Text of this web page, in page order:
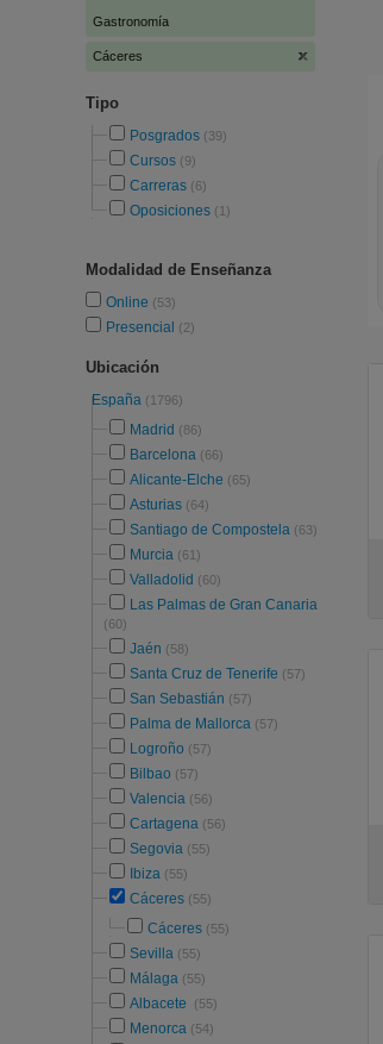
Gastronomía
Cáceres
Tipo
Posgrados (39)
Cursos (9)
Carreras (6)
Oposiciones (1)
Modalidad de Enseñanza
Online (53)
Presencial (2)
Ubicación
España (1796)
Madrid (86)
Barcelona (66)
Alicante-Elche (65)
Asturias (64)
Santiago de Compostela (63)
Murcia (61)
Valladolid (60)
Las Palmas de Gran Canaria
(60)
Jaén (58)
Santa Cruz de Tenerife (57)
San Sebastián (57)
Palma de Mallorca (57)
Logroño (57)
Bilbao (57)
Valencia (56)
Cartagena (56)
Segovia (55)
Ibiza (55)
Cáceres (55)
Cáceres (55)
Sevilla (55)
Málaga (55)
Albacete (55)
Menorca (54)